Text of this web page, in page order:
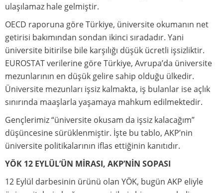
ulaşılamaz hale gelmiştir.
OECD raporuna göre Türkiye, üniversite okumanın net
getirisi bakımından sondan ikinci sıradadır. Yani
üniversite bitirilse bile karşılığı düşük ücretli işsizliktir.
EUROSTAT verilerine göre Türkiye, Avrupa’da üniversite
mezunlarının en düşük gelire sahip olduğu ülkedir.
Üniversite mezunları işsiz kalmakta, iş bulanlar ise açlık
sınırında maaşlarla yaşamaya mahkum edilmektedir.
Gençlerimiz “üniversite okusam da işsiz kalacağım”
düşüncesine sürüklenmiştir. İşte bu tablo, AKP’nin
üniversite politikalarının iflas ettiğinin kanıtıdır.
YÖK 12 EYLÜL’ÜN MİRASI, AKP’NİN SOPASI
12 Eylül darbesinin ürünü olan YÖK, bugün AKP eliyle